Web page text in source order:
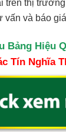
trên thị
vấn và báo
Bảng Hiệu
Tín Nghĩa